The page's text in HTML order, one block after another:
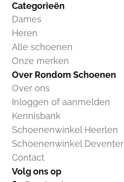
Categorieën
Dames
Heren
Alle schoenen
Onze merken
Over Rondom Schoenen
Over ons
Inloggen of aanmelden
Kennisbank
Schoenenwinkel Heerlen
Schoenenwinkel Deventer
Contact
Volg ons op